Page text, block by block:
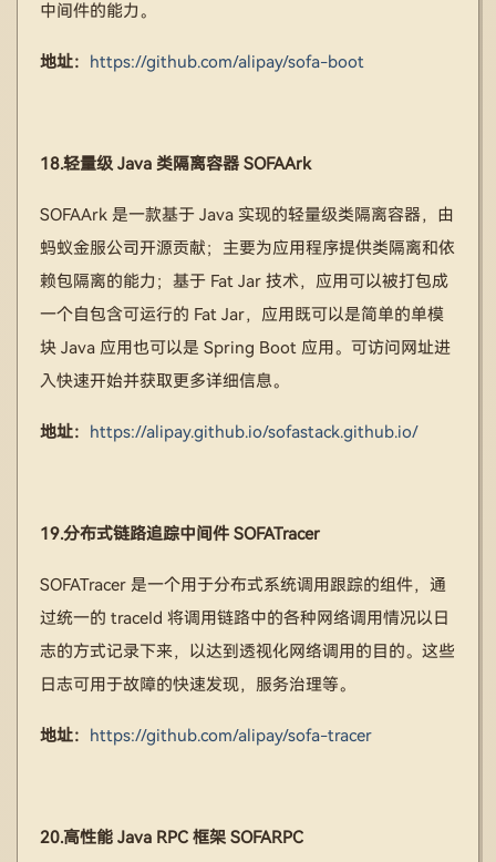
中间件的能力。
地址： https://github.com/alipay/sofa-boot
18.轻量级 Java 类隔离容器 SOFAArk
SOFAArk 是一款基于 Java 实现的轻量级类隔离容器，由
蚂蚁金服公司开源贡献；主要为应用程序提供类隔离和依
赖包隔离的能力；基于 Fat Jar 技术，应用可以被打包成
一个自包含可运行的 Fat Jar，应用既可以是简单的单模
块 Java 应用也可以是 Spring Boot 应用。可访问网址进
入快速开始并获取更多详细信息。
地址： https://alipay.github.io/sofastack.github.io/
19.分布式链路追踪中间件 SOFATracer
SOFATracer 是一个用于分布式系统调用跟踪的组件，通
过统一的 traceId 将调用链路中的各种网络调用情况以日
志的方式记录下来，以达到透视化网络调用的目的。这些
日志可用于故障的快速发现，服务治理等。
地址： https://github.com/alipay/sofa-tracer
20.高性能 Java RPC 框架 SOFARPC